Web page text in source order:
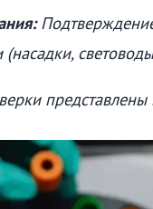
(насадки,
представлены